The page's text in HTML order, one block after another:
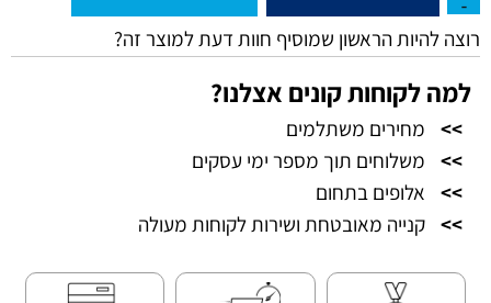
רוצה להיות הראשון שמוסיף חוות דעת למוצר זה?
למה לקוחות קונים אצלנו?
>>
מחירים משתלמים
>>
משלוחים תוך מספר ימי עסקים
>>
אלופים בתחום
>> קנייה מאובטחת ושירות לקוחות מעולה